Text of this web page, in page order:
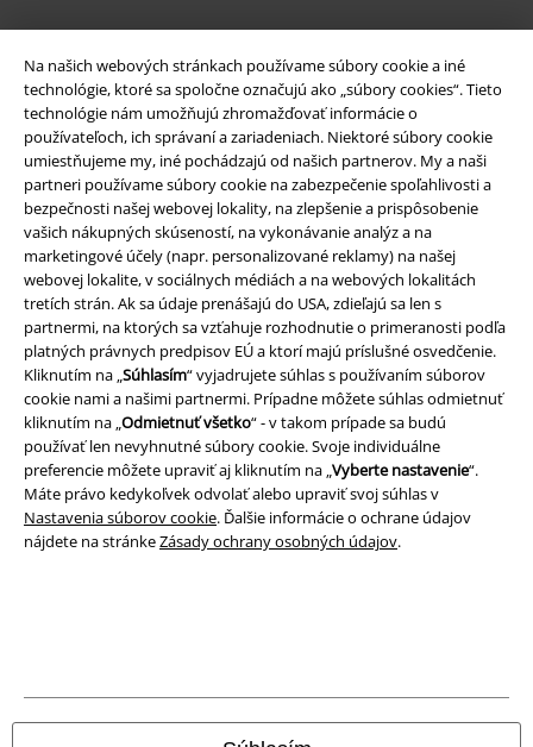
Na našich webových stránkach používame súbory cookie a iné
technológie, ktoré sa spoločne označujú ako „súbory cookies“. Tieto
technológie nám umožňujú zhromažďovať informácie o
používateľoch, ich správaní a zariadeniach. Niektoré súbory cookie
umiestňujeme my, iné pochádzajú od našich partnerov. My a naši
partneri používame súbory cookie na zabezpečenie spoľahlivosti a
bezpečnosti našej webovej lokality, na zlepšenie a prispôsobenie
vašich nákupných skúseností, na vykonávanie analýz a na
marketingové účely (napr. personalizované reklamy) na našej
webovej lokalite, v sociálnych médiách a na webových lokalitách
tretích strán. Ak sa údaje prenášajú do USA, zdieľajú sa len s
partnermi, na ktorých sa vzťahuje rozhodnutie o primeranosti podľa
platných právnych predpisov EÚ a ktorí majú príslušné osvedčenie.
Kliknutím na „Súhlasím“ vyjadrujete súhlas s používaním súborov
cookie nami a našimi partnermi. Prípadne môžete súhlas odmietnuť
kliknutím na „Odmietnuť všetko“ - v takom prípade sa budú
používať len nevyhnutné súbory cookie. Svoje individuálne
preferencie môžete upraviť aj kliknutím na „Vyberte nastavenie“.
Máte právo kedykoľvek odvolať alebo upraviť svoj súhlas v
Nastavenia súborov cookie. Ďalšie informácie o ochrane údajov
nájdete na stránkeZásady ochrany osobných údajov.
Právne informácie
Podmienky
Imprint
Ochrana osobných údajov
Likvidácia odpadu a ochrana životného prostredia
Vyhlásenie o zhode
Informácie o prístupnosti
© 1986-2026 EMP Merchandising